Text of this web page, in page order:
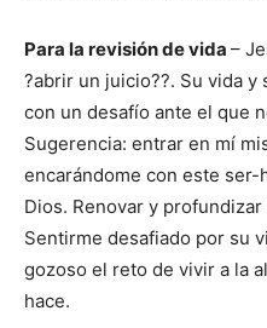
Para la revisión de vida –
?abrir un juicio??. Su vida
con un desafío ante el que
Sugerencia: entrar en mí
encarándome con este
Dios. Renovar y
Sentirme desafiado por su
gozoso el reto de vivir a la
hace.